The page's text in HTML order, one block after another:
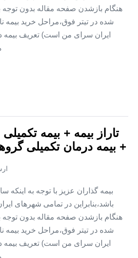
هنگام بازشدن صفحه مقاله بدون توجه
شده در تیتر فوق،مراحل خرید بیمه
ایران سرای من است) تعریف بیمه
تاراز بیمه + بیمه
+ بیمه درمان تکمیلی
بیمه گذاران عزیز با توجه به اینکه
باشد،بنابراین در تمامی شهرهای
هنگام بازشدن صفحه مقاله بدون توجه
شده در تیتر فوق،مراحل خرید بیمه
ایران سرای من است) تعریف بیمه